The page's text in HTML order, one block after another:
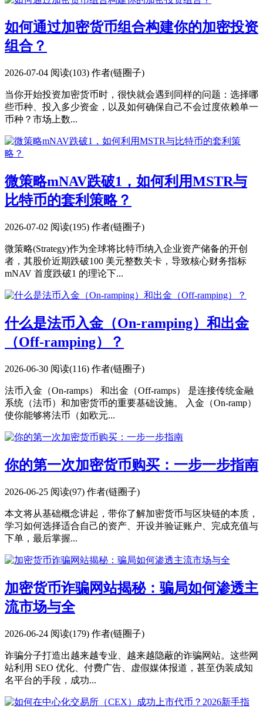
如何通过加密货币组合构建你的加密投资
组合？
2026-07-04 阅读(103) 作者(链圈子)
当你开始投资加密货币时，很快就会遇到同样的问题：选择哪
些币种、投入多少资金，以及如何确保自己不会过度依赖单一
币种？市场上数...
微策略mNAV跌破1，如何利用MSTR与
比特币的套利策略？
2026-07-02 阅读(195) 作者(链圈子)
微策略(Strategy)作为全球将比特币纳入企业资产储备的开创
者，其股价近期跌破100 美元整数关卡，导致核心财务指标
mNAV 首度跌破1 的理论下...
什么是法币入金（On-ramping）和出金
（Off-ramping）？
2026-06-30 阅读(116) 作者(链圈子)
法币入金（On-ramps） 和出金（Off-ramps） 是连接传统金融
系统（法币）和加密货币的重要基础设施。 入金（On-ramp）
使你能够将法币（如欧元...
你的第一次加密货币购买：一步一步指南
2026-06-25 阅读(97) 作者(链圈子)
本文将从基础概念讲起，带你了解加密货币与区块链的本质，
学习如何选择适合自己的资产、开设并验证账户、完成充值与
下单，最后掌握...
加密货币诈骗网站揭秘：骗局如何渗透主
流市场与全
2026-06-24 阅读(179) 作者(链圈子)
诈骗分子打造出越来越专业、越来越隐蔽的诈骗网站。这些网
站利用 SEO 优化、付费广告、虚假媒体报道，甚至伪装成知
名平台的手段，成功...